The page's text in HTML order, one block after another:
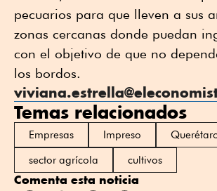
pecuarios para que lleven a sus
zonas cercanas donde puedan
con el objetivo de que no
los bordos.
Temas relacionados
Empresas Impreso
sector agrícola
cultivos
Comenta esta noticia